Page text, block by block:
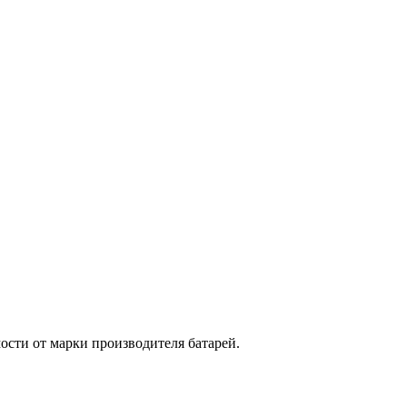
от марки производителя батарей.